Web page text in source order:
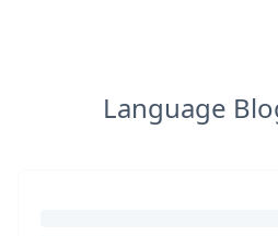
Language